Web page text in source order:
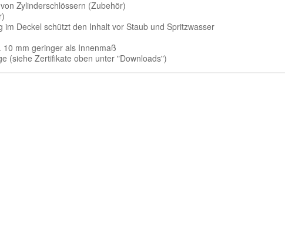
Zylinderschlössern (Zubehör)
im Deckel schützt den Inhalt vor Staub und Spritzwasser
mm geringer als Innenmaß
(siehe Zertifikate oben unter "Downloads")